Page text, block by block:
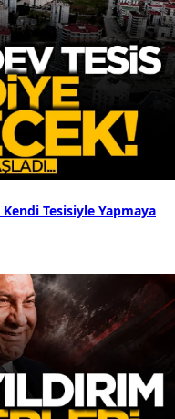
Tesisiyle Yapmaya